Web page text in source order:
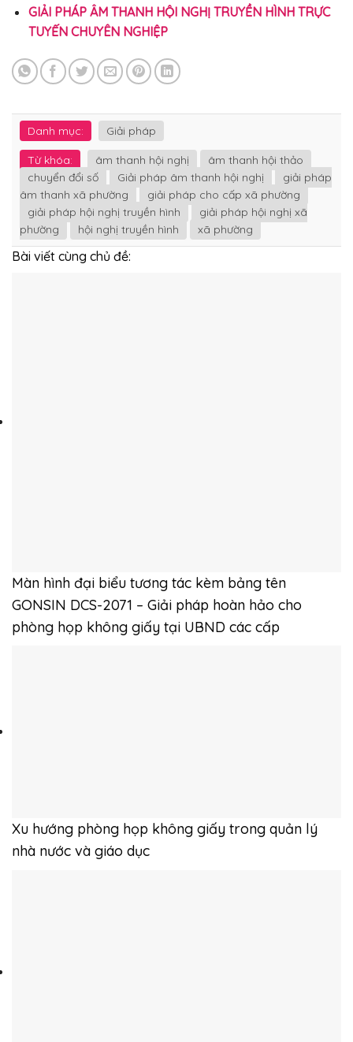
GIẢI PHÁP ÂM THANH HỘI NGHỊ TRUYỀN HÌNH TRỰC
TUYẾN CHUYÊN NGHIỆP
Danh mục: Giải pháp
Từ khóa: âm thanh hội nghị
âm thanh hội thảo
chuyển đổi số
Giải pháp âm thanh hội nghị
giải pháp
âm thanh xã phường
giải pháp cho cấp xã phường
giải pháp hội nghị truyền hình
giải pháp hội nghị xã
phường
hội nghị truyền hình xã phường
Bài viết cùng chủ đề:
Màn hình đại biểu tương tác kèm bảng tên
GONSIN DCS-2071 – Giải pháp hoàn hảo cho
phòng họp không giấy tại UBND các cấp
Xu hướng phòng họp không giấy trong quản lý
nhà nước và giáo dục